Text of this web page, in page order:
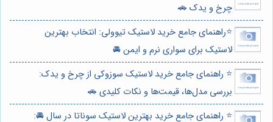
چرخ و یدک 🚗
⭐️راهنمای جامع خرید لاستیک تیوولی: انتخاب بهترین
لاستیک برای سواری نرم و ایمن 🚘
⭐️ راهنمای جامع خرید لاستیک سوزوکی از چرخ و یدک:
بررسی مدل‌ها، قیمت‌ها و نکات کلیدی 🚗
⭐️ راهنمای جامع خرید بهترین لاستیک سوناتا در سال 🚘: